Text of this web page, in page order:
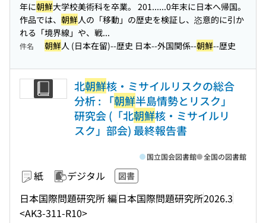
年に朝鮮大学校美術科を卒業。 201......0年末に日本へ帰国。
作品では、 朝鮮人の「移動」の歴史を検証し、恣意的に引か
れる「境界線」や、戦...
件名 朝鮮人 (日本在留)--歴史 日本--外国関係--朝鮮--歴史
北朝鮮核・ミサイルリスクの総合
分析 : 「朝鮮半島情勢とリスク」
研究会 (「北朝鮮核・ミサイルリ
スク」部会) 最終報告書
紙 デジタル 図書
日本国際問題研究所 編日本国際問題研究所2026.3
<AK3-311-R10>
国立国会図書館 全国の図書館